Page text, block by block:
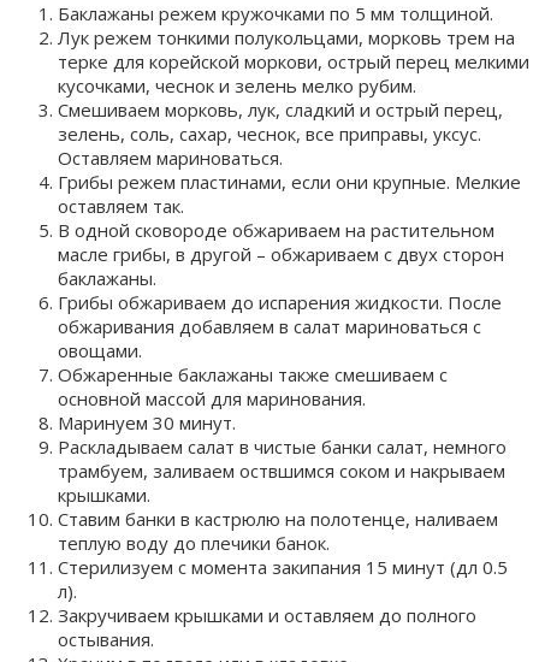
Баклажаны режем кружочками по 5 мм толщиной.
Лук режем тонкими полукольцами, морковь трем на
терке для корейской моркови, острый перец мелкими
кусочками, чеснок и зелень мелко рубим.
Смешиваем морковь, лук, сладкий и острый перец,
зелень, соль, сахар, чеснок, все приправы, уксус.
Оставляем мариноваться.
Грибы режем пластинами, если они крупные. Мелкие
оставляем так.
В одной сковороде обжариваем на растительном
масле грибы, в другой – обжариваем с двух сторон
баклажаны.
Грибы обжариваем до испарения жидкости. После
обжаривания добавляем в салат мариноваться с
овощами.
Обжаренные баклажаны также смешиваем с
основной массой для маринования.
Маринуем 30 минут.
Раскладываем салат в чистые банки салат, немного
трамбуем, заливаем оствшимся соком и накрываем
крышками.
Ставим банки в кастрюлю на полотенце, наливаем
теплую воду до плечики банок.
Стерилизуем с момента закипания 15 минут (дл 0.5
л).
Закручиваем крышками и оставляем до полного
остывания.